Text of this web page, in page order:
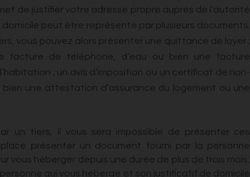
de justifier votre adresse propre auprès de l’autorité
peut être représenté par plusieurs documents.
vous pouvez alors présenter une quittance de loyer ;
facture de téléphone, d’eau ou bien une facture
; un avis d’imposition ou un certificat de non-
bien une attestation d’assurance du logement ou une
un tiers, il vous sera impossible de présenter ces
présenter un document fourni par la personne
vous héberger depuis une durée de plus de trois mois,
qui vous héberge et son justificatif de domicile